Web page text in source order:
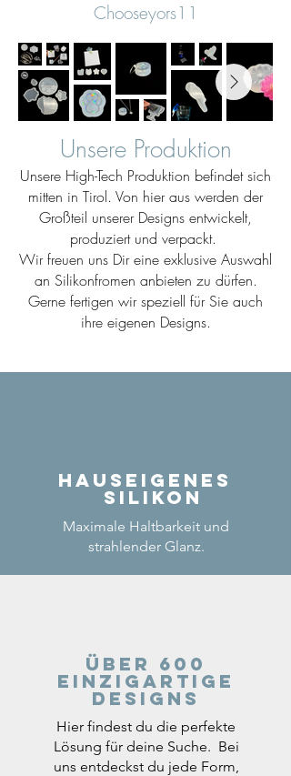
Chooseyors11
Unsere Produktion
Unsere High-Tech Produktion befindet sich
mitten in Tirol. Von hier aus werden der
Großteil unserer Designs entwickelt,
produziert und verpackt.
Wir freuen uns Dir eine exklusive Auswahl
an Silikonfromen anbieten zu dürfen.
Gerne fertigen wir speziell für Sie auch
ihre eigenen Designs.
Hauseigenes
Silikon
Maximale Haltbarkeit und
strahlender Glanz.
Über 600
einzigartige
Designs
Hier findest du die perfekte
Lösung für deine Suche. Bei
uns entdeckst du jede Form,